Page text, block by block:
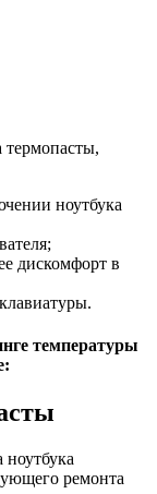
термопасты,
ноутбука
дискомфорт в
температуры
ремонта